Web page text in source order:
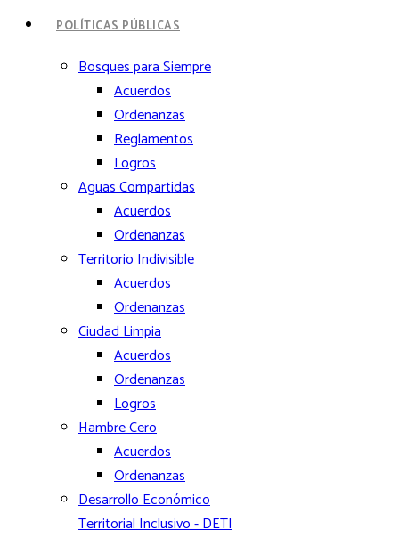
POLÍTICAS PÚBLICAS
Bosques para Siempre
Acuerdos
Ordenanzas
Reglamentos
Logros
Aguas Compartidas
Acuerdos
Ordenanzas
Territorio Indivisible
Acuerdos
Ordenanzas
Ciudad Limpia
Acuerdos
Ordenanzas
Logros
Hambre Cero
Acuerdos
Ordenanzas
Desarrollo Económico
Territorial Inclusivo - DETI